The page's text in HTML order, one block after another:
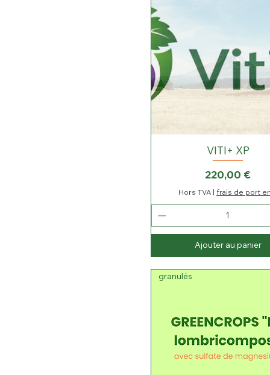
t
r
s
VITI+ XP
Prix
220,00 €
Hors TVA | frais de port
Ajouter au panier
granulés